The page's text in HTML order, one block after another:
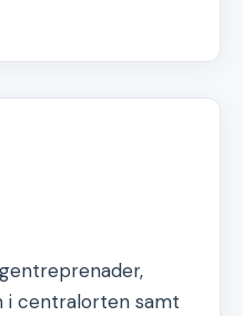
i centralorten samt